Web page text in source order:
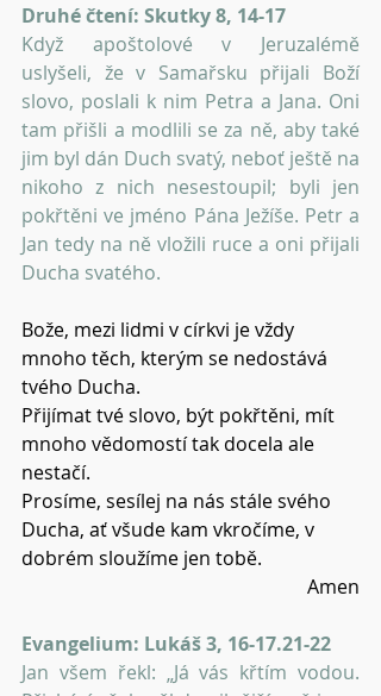
Druhé čtení: Skutky 8, 14-17
Když apoštolové v Jeruzalémě
uslyšeli, že v Samařsku přijali Boží
slovo, poslali k nim Petra a Jana. Oni
tam přišli a modlili se za ně, aby také
jim byl dán Duch svatý, neboť ještě na
nikoho z nich nesestoupil; byli jen
pokřtěni ve jméno Pána Ježíše. Petr a
Jan tedy na ně vložili ruce a oni přijali
Ducha svatého.
Bože, mezi lidmi v církvi je vždy
mnoho těch, kterým se nedostává
tvého Ducha.
Přijímat tvé slovo, být pokřtěni, mít
mnoho vědomostí tak docela ale
nestačí.
Prosíme, sesílej na nás stále svého
Ducha, ať všude kam vkročíme, v
dobrém sloužíme jen tobě.
Amen
Evangelium: Lukáš 3, 16-17.21-22
Jan všem řekl: „Já vás křtím vodou.